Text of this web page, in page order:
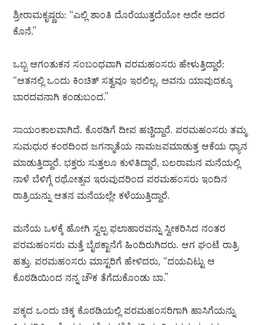
ಶ್ರೀರಾಮಕೃಷ್ಣರು: “ಎಲ್ಲಿ ಶಾಂತಿ ದೊರೆಯುತ್ತದೆಯೋ ಅದೇ ಅದರ
ಕೊನೆ.”
ಒಬ್ಬ ಆಗಂತುಕನ ಸಂಬಂಧವಾಗಿ ಪರಮಹಂಸರು ಹೇಳುತ್ತಿದ್ದಾರೆ:
“ಆತನಲ್ಲಿ ಒಂದು ಕಿಂಚಿತ್ ಸತ್ವವೂ ಇರಲಿಲ್ಲ. ಅವನು ಯಾವುದಕ್ಕೂ
ಬಾರದವನಾಗಿ ಕಂಡುಬಂದ.”
ಸಾಯಂಕಾಲವಾಗಿದೆ. ಕೊಠಡಿಗೆ ದೀಪ ಹಚ್ಚಿದ್ದಾರೆ. ಪರಮಹಂಸರು ತಮ್ಮ
ಸುಮಧುರ ಕಂಠದಿಂದ ಜಗನ್ಮಾತೆಯ ನಾಮಜಪಮಾಡುತ್ತ ಆಕೆಯ ಧ್ಯಾನ
ಮಾಡುತ್ತಿದ್ದಾರೆ. ಭಕ್ತರು ಸುತ್ತಲೂ ಕುಳಿತಿದ್ದಾರೆ, ಬಲರಾಮನ ಮನೆಯಲ್ಲಿ
ನಾಳೆ ಬೆಳಿಗ್ಗೆ ರಥೋತ್ಸವ ಇರುವುದರಿಂದ ಪರಮಹಂಸರು ಇಂದಿನ
ರಾತ್ರಿಯನ್ನು ಆತನ ಮನೆಯಲ್ಲೇ ಕಳೆಯುತ್ತಿದ್ದಾರೆ.
ಮನೆಯ ಒಳಕ್ಕೆ ಹೋಗಿ ಸ್ವಲ್ಪ ಫಲಾಹಾರವನ್ನು ಸ್ವೀಕರಿಸಿದ ನಂತರ
ಪರಮಹಂಸರು ಮತ್ತೆ ಬೈಠಕ್ಖಾನೆಗೆ ಹಿಂದಿರುಗಿದರು. ಆಗ ಘಂಟೆ ರಾತ್ರಿ
ಹತ್ತು. ಪರಮಹಂಸರು ಮಾಸ್ಟರಿಗೆ ಹೇಳಿದರು, “ದಯವಿಟ್ಟು ಆ
ಕೊಠಡಿಯಿಂದ ನನ್ನ ಚೌಕ ತೆಗೆದುಕೊಂಡು ಬಾ.”
ಪಕ್ಕದ ಒಂದು ಚಿಕ್ಕ ಕೊಠಡಿಯಲ್ಲಿ ಪರಮಹಂಸರಿಗಾಗಿ ಹಾಸಿಗೆಯನ್ನು